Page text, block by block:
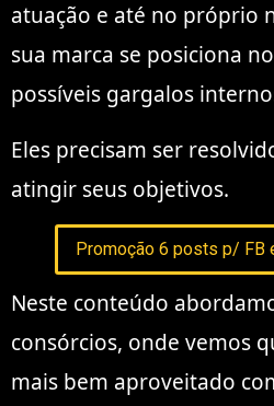
atuação e até no próprio
sua marca se posiciona
possíveis gargalos
Eles precisam ser
atingir seus objetivos.
Promoção 6 posts p/ FB
Neste conteúdo
consórcios, onde vemos
mais bem aproveitado